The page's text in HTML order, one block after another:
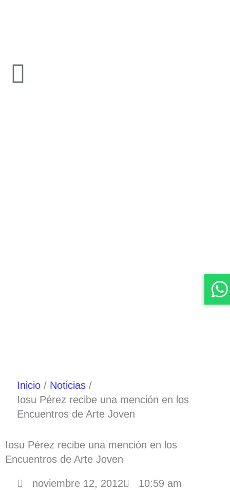
Inicio
Noticias
Iosu Pérez recibe una mención en los
Encuentros de Arte Joven
Iosu Pérez recibe una mención en los
Encuentros de Arte Joven
noviembre 12, 2012 10:59 am